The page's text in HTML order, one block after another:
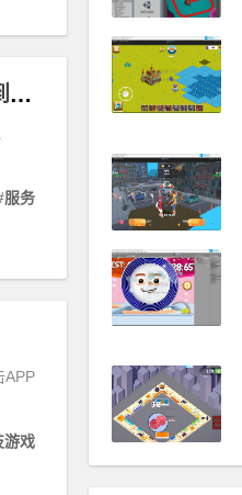
上门预约服务家政系统同城预约家居安装搬家跑腿保洁月嫂到家H5+小程序源码
服务
APP
游戏